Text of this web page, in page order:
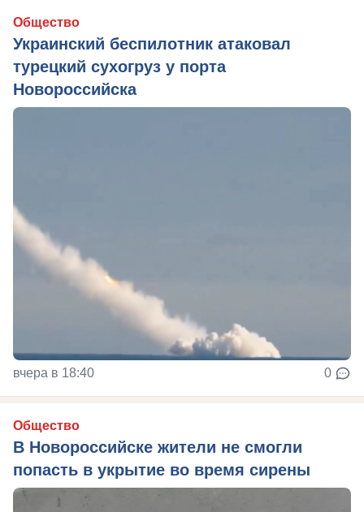
Общество
Украинский беспилотник атаковал
турецкий сухогруз у порта
Новороссийска
вчера в 18:40 0
Общество
В Новороссийске жители не смогли
попасть в укрытие во время сирены